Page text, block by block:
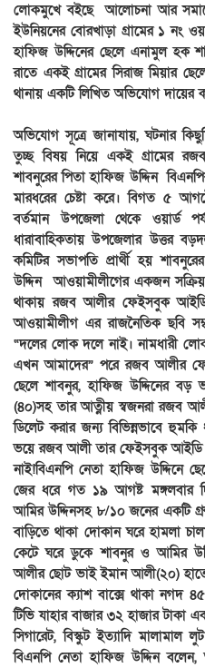
লোকমুখে বইছে আলোচনা আর
ইউনিয়নের বোরখাড়া গ্রামের ১ নং
হাফিজ উদ্দিনের ছেলে এনামুল হক
রাতে একই গ্রামের সিরাজ মিয়ার
থানায় একটি লিখিত অভিযোগ দায়ের
‎অভিযোগ সূত্রে জানাযায়, ঘটনার
তুচ্ছ বিষয় নিয়ে একই গ্রামের
শাবনুরের পিতা হাফিজ উদ্দিন
মারধরের চেষ্টা করে। বিগত ৫
বর্তমান উপজেলা থেকে ওয়ার্ড
ধারাবাহিকতায় উপজেলার উত্তর
কমিটির সভাপতি প্রার্থী হয়
উদ্দিন আওয়ামীলীগের একজন সক্রিয়
থাকায় রজব আলীর ফেইসবুক
আওয়ামীলীগ এর রাজনৈতিক ছবি
“দলের লোক দলে নাই। নামধারী
এখন আমাদের” পরে রজব আলীর
ছেলে শাবনুর, হাফিজ উদ্দিনের
(৪০)সহ তার আত্নীয় স্বজনরা রজব
ডিলেট করার জন্য বিভিন্নভাবে
ভয়ে রজব আলী তার ফেইসবুক আইডি
নাই!বিএনপি নেতা হাফিজ উদ্দিনে
জের ধরে গত ১৯ আগষ্ট মঙ্গলবার
আমির উদ্দিনসহ ৮/১০ জনের একটি
বাড়িতে থাকা দোকান ঘরে হামলা
কেটে ঘরে ডুকে শাবনুর ও আমির
আলীর ছোট ভাই ইমান আলী(২০)
দোকানের ক্যাশ বাক্সে থাকা নগদ
টিভি যাহার বাজার ৩২ হাজার টাকা
সিগারেট, বিস্কুট ইত্যাদি
বিএনপি নেতা হাফিজ উদ্দিন